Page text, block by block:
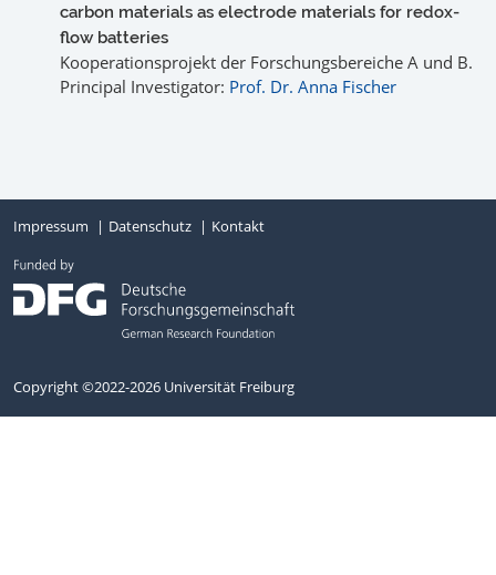
carbon materials as electrode materials for redox-
flow batteries
Kooperationsprojekt der Forschungsbereiche A und B.
Principal Investigator: Prof. Dr. Anna Fischer
Impressum Datenschutz Kontakt
Copyright ©2022-2026 Universität Freiburg